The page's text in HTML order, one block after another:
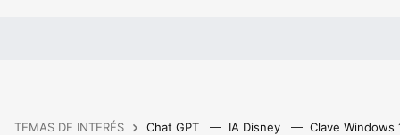
TEMAS DE INTERÉS Chat GPT IA Disney Clave Windows